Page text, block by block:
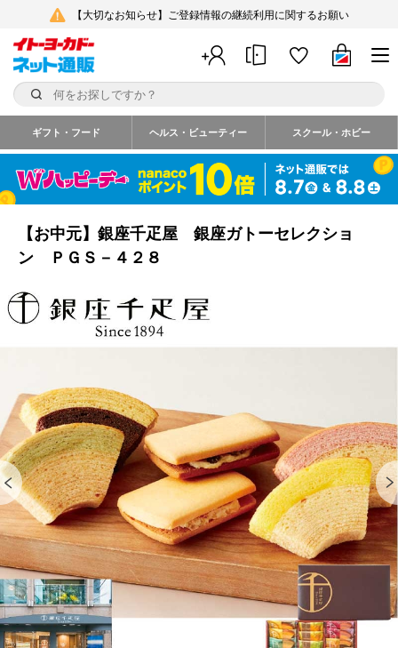
【大切なお知らせ】ご登録情報の継続利用に関するお願い
ギフト・フード ヘルス・ビューティー スクール・ホビー
【お中元】銀座千疋屋 銀座ガトーセレクショ
ン ＰＧＳ－４２８